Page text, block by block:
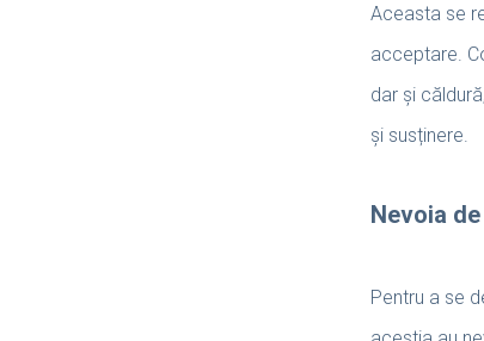
Aceasta se
acceptare.
dar și
și susținere.
Nevoia
Pentru a se